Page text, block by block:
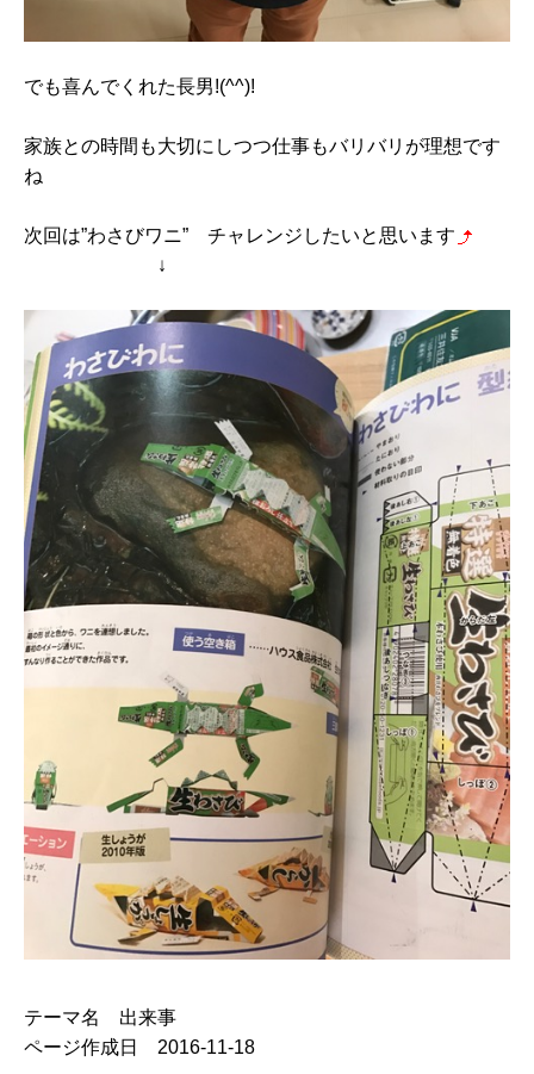
でも喜んでくれた長男!(^^)!
家族との時間も大切にしつつ仕事もバリバリが理想です
ね
次回は”わさびワニ” チャレンジしたいと思います
↓
テーマ名 出来事
ページ作成日 2016-11-18